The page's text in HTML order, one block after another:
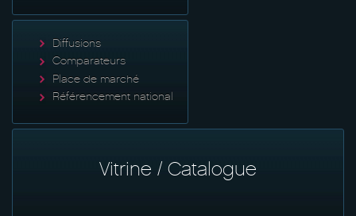
Diffusions
Comparateurs
Place de marché
Référencement national
Vitrine / Catalogue